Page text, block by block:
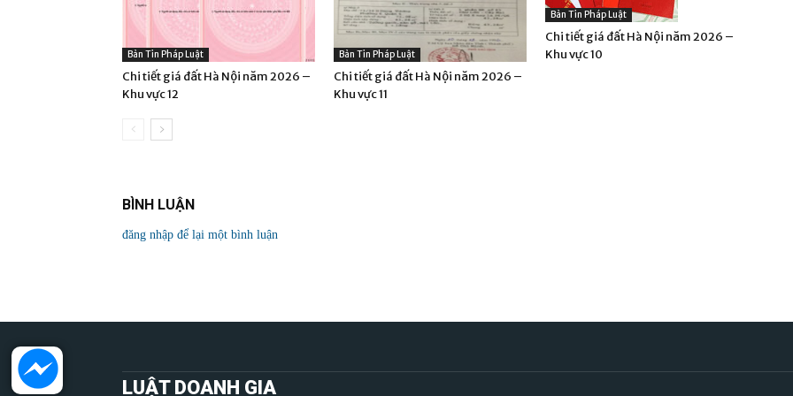
Bản Tin Pháp Luật
Chi tiết giá đất Hà Nội năm 2026 –
Khu vực 12
Bản Tin Pháp Luật
Chi tiết giá đất Hà Nội năm 2026 –
Khu vực 11
Bản Tin Pháp Luật
Chi tiết giá đất Hà Nội năm 2026 –
Khu vực 10
BÌNH LUẬN
đăng nhập để lại một bình luận
LUẬT DOANH GIA